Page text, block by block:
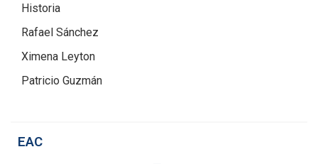
Historia
Rafael Sánchez
Ximena Leyton
Patricio Guzmán
EAC